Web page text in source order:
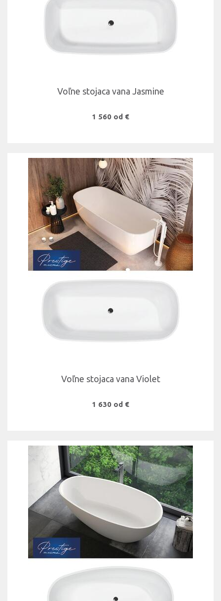
Voľne stojaca vana Jasmine
1 560 od €
Voľne stojaca vana Violet
1 630 od €